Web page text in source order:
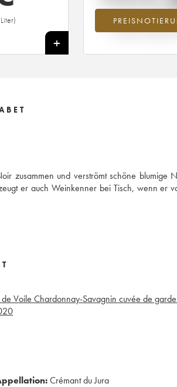
+
Preisanstiegs des
2026 im Vergleich
zusammen und verströmt schöne blumige
er auch Weinkenner bei Tisch, wenn er
de Voile Chardonnay-Savagnin cuvée de
Crémant du Jura